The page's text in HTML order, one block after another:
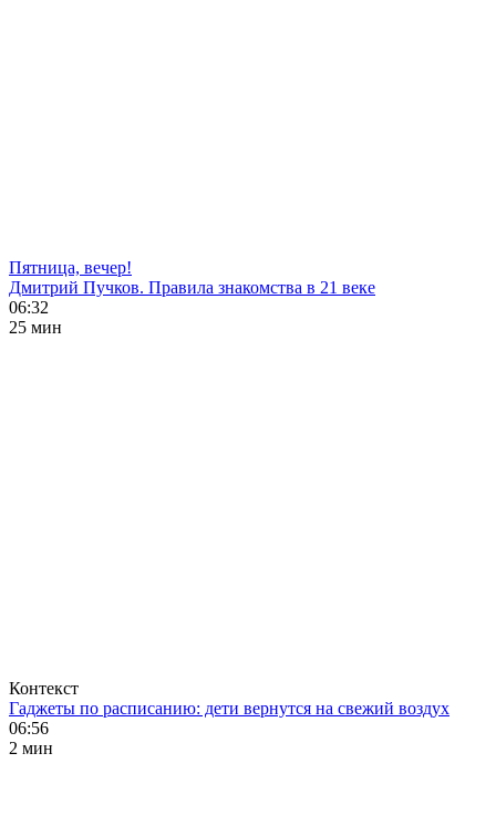
Пятница, вечер!
Дмитрий Пучков. Правила знакомства в 21 веке
06:32
25 мин
Контекст
Гаджеты по расписанию: дети вернутся на свежий воздух
06:56
2 мин